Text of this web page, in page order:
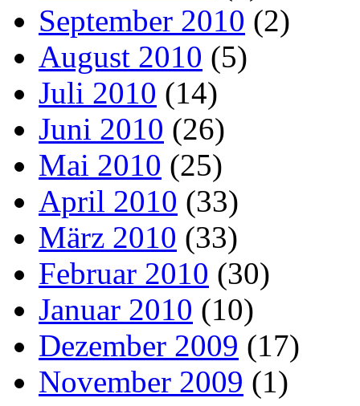
September 2010 (2)
August 2010 (5)
Juli 2010 (14)
Juni 2010 (26)
Mai 2010 (25)
April 2010 (33)
März 2010 (33)
Februar 2010 (30)
Januar 2010 (10)
Dezember 2009 (17)
November 2009 (1)